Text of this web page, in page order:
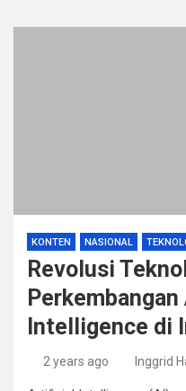
KONTEN NASIONAL
Revolusi
Intelligence di
2 years ago Inggrid